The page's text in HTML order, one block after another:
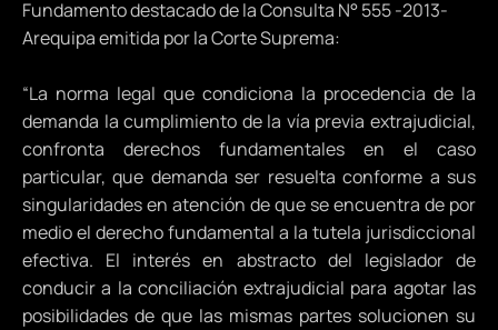
Fundamento destacado de la Consulta N° 555 -2013-
Arequipa emitida por la Corte Suprema:
“La norma legal que condiciona la procedencia de la
demanda la cumplimiento de la vía previa extrajudicial,
confronta derechos fundamentales en el caso
particular, que demanda ser resuelta conforme a sus
singularidades en atención de que se encuentra de por
medio el derecho fundamental a la tutela jurisdiccional
efectiva. El interés en abstracto del legislador de
conducir a la conciliación extrajudicial para agotar las
posibilidades de que las mismas partes solucionen su